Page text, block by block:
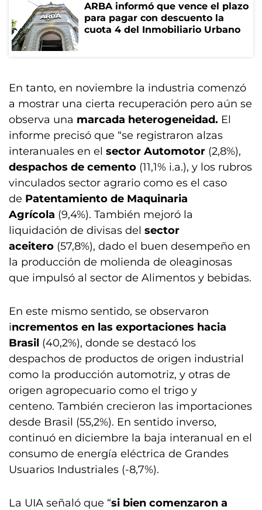
ARBA informó que vence el plazo
para pagar con descuento la
cuota 4 del Inmobiliario Urbano
En tanto, en noviembre la industria comenzó
a mostrar una cierta recuperación pero aún se
observa una marcada heterogeneidad. El
informe precisó que “se registraron alzas
interanuales en el sector Automotor (2,8%),
despachos de cemento (11,1% i.a.), y los rubros
vinculados sector agrario como es el caso
de Patentamiento de Maquinaria
Agrícola (9,4%). También mejoró la
liquidación de divisas del sector
aceitero (57,8%), dado el buen desempeño en
la producción de molienda de oleaginosas
que impulsó al sector de Alimentos y bebidas.
En este mismo sentido, se observaron
incrementos en las exportaciones hacia
Brasil (40,2%), donde se destacó los
despachos de productos de origen industrial
como la producción automotriz, y otras de
origen agropecuario como el trigo y
centeno. También crecieron las importaciones
desde Brasil (55,2%). En sentido inverso,
continuó en diciembre la baja interanual en el
consumo de energía eléctrica de Grandes
Usuarios Industriales (-8,7%).
La UIA señaló que “si bien comenzaron a